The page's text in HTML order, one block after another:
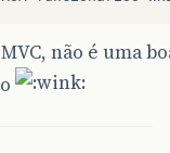
não é uma